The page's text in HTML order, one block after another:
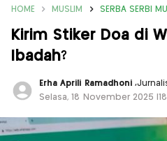
HOME MUSLIM SERBA SERBI
Kirim Stiker Doa di
Ibadah?
Erha Aprili Ramadhoni,
Selasa, 18 November 2025